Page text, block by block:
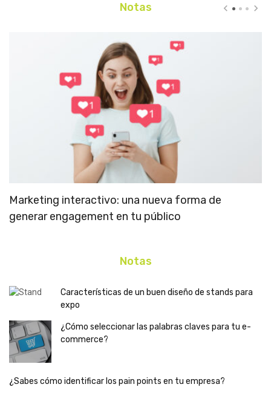
Notas
Marketing interactivo: una nueva forma de
generar engagement en tu público
Notas
Características de un buen diseño de stands para
expo
¿Cómo seleccionar las palabras claves para tu e-
commerce?
¿Sabes cómo identificar los pain points en tu empresa?